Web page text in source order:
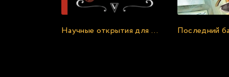
22
Научные открытия для тех, кто любит краткость - Алла Казанцева